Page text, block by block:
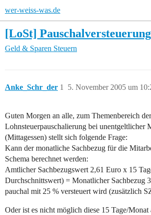
wer-weiss-was.de
[LoSt]
Geld & Sparen Steuern
Anke_Schr_der 5. November 2005 um
1
Guten Morgen an alle, zum Themenbereich der
Lohnsteuerpauschalierung bei unentgeltlicher
(Mittagessen) stellt sich folgende Frage:
Kann der monatliche Sachbezug für die
Schema berechnet werden:
Amtlicher Sachbezugswert 2,61 Euro x 15
Durchschnittswert) = Monatlicher Sachbezug
pauchal mit 25 % versteuert wird (zusätzlich
Oder ist es nicht möglich diese 15 Tage/Monat